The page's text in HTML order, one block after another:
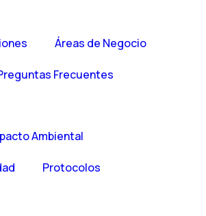
Áreas de Negocio
Frecuentes
Ambiental
Protocolos